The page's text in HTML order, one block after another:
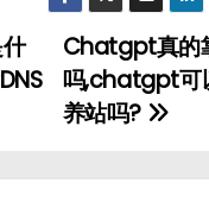
h
a
t
b
a
n
bl
r
Chatgpt真的
吗,chatgpt可
养站吗?